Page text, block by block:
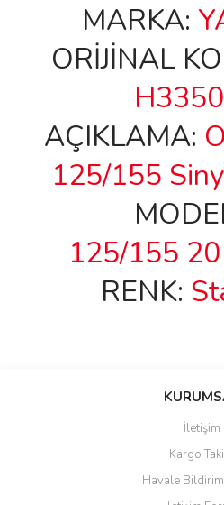
MARKA:
ORİJİNAL
AÇIKLAMA:
125/155
125/155
RENK:
Bu ürüne ilk
Ürün resmi kalitesiz, bozuk veya
Ürün açıklamasında eksik bilgiler
İletişim
Kargo
Havale